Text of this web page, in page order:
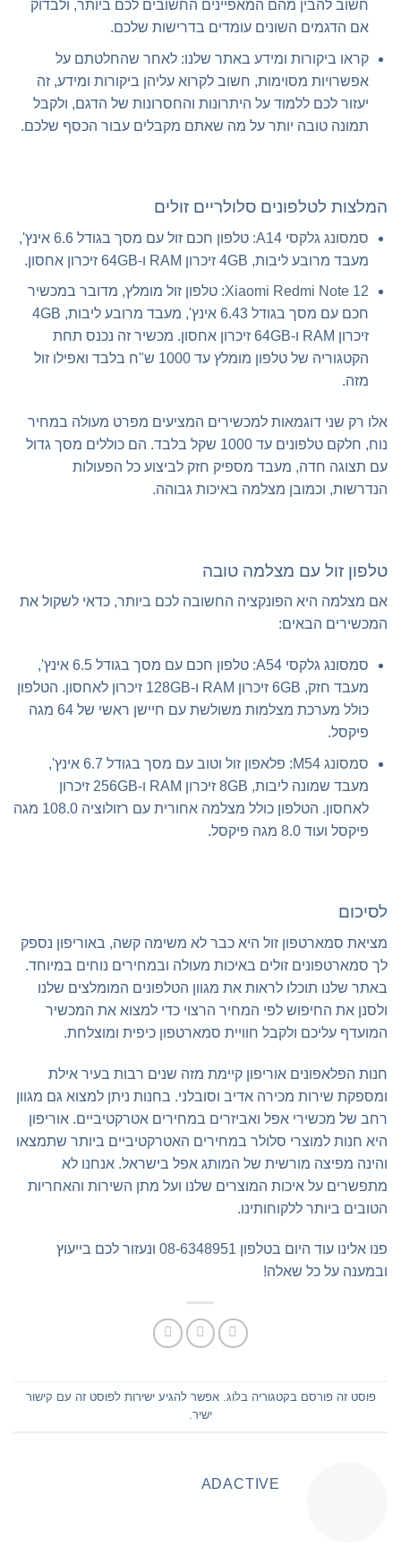
חשוב להבין מהם המאפיינים החשובים לכם ביותר, ולבדוק
אם הדגמים השונים עומדים בדרישות שלכם.
קראו ביקורות ומידע באתר שלנו: לאחר שהחלטתם על
אפשרויות מסוימות, חשוב לקרוא עליהן ביקורות ומידע, זה
יעזור לכם ללמוד על היתרונות והחסרונות של הדגם, ולקבל
תמונה טובה יותר על מה שאתם מקבלים עבור הכסף שלכם.
המלצות לטלפונים סלולריים זולים
סמסונג גלקסי A14:
טלפון חכם זול עם מסך בגודל 6.6 אינץ',
מעבד מרובע ליבות, 4GB זיכרון RAM ו-64GB זיכרון אחסון.
Xiaomi Redmi Note 12: טלפון זול מומלץ, מדובר במכשיר
חכם עם מסך בגודל 6.43 אינץ', מעבד מרובע ליבות, 4GB
זיכרון RAM ו-64GB זיכרון אחסון. מכשיר זה נכנס תחת
הקטגוריה של טלפון מומלץ עד 1000 ש"ח בלבד ואפילו זול
מזה.
אלו רק שני דוגמאות למכשירים המציעים מפרט מעולה במחיר
נוח, חלקם טלפונים עד 1000 שקל בלבד. הם כוללים מסך גדול
עם תצוגה חדה, מעבד מספיק חזק לביצוע כל הפעולות
הנדרשות, וכמובן מצלמה באיכות גבוהה.
טלפון זול עם מצלמה טובה
אם מצלמה היא הפונקציה החשובה לכם ביותר, כדאי לשקול את
המכשירים הבאים:
סמסונג גלקסי A54: טלפון חכם עם מסך בגודל 6.5 אינץ',
מעבד חזק, 6GB זיכרון RAM ו-128GB זיכרון לאחסון. הטלפון
כולל מערכת מצלמות משולשת עם חיישן ראשי של 64 מגה
פיקסל.
סמסונג M54
: פלאפון זול וטוב עם מסך בגודל 6.7 אינץ',
מעבד שמונה ליבות, 8GB זיכרון RAM ו-256GB זיכרון
לאחסון. הטלפון כולל מצלמה אחורית עם רזולוציה 108.0 מגה
פיקסל ועוד 8.0 מגה פיקסל.
לסיכום
מציאת סמארטפון זול היא כבר לא משימה קשה, באוריפון נספק
לך סמארטפונים זולים באיכות מעולה ובמחירים נוחים במיוחד.
באתר שלנו תוכלו לראות את מגוון הטלפונים המומלצים שלנו
ולסנן את החיפוש לפי המחיר הרצוי כדי למצוא את המכשיר
המועדף עליכם ולקבל חוויית סמארטפון כיפית ומוצלחת.
חנות הפלאפונים אוריפון קיימת מזה שנים רבות בעיר אילת
ומספקת שירות מכירה אדיב וסובלני. בחנות ניתן למצוא גם מגוון
רחב של מכשירי אפל ואביזרים במחירים אטרקטיביים. אוריפון
היא חנות למוצרי סלולר במחירים האטרקטיביים ביותר שתמצאו
והינה מפיצה מורשית של המותג אפל בישראל. אנחנו לא
מתפשרים על איכות המוצרים שלנו ועל מתן השירות והאחריות
הטובים ביותר ללקוחותינו.
פנו אלינו עוד היום בטלפון 08-6348951 ונעזור לכם בייעוץ
ובמענה על כל שאלה!
פוסט זה פורסם בקטגוריה בלוג . אפשר להגיע ישירות לפוסט זה עם קישור
ישיר
ADACTIVE